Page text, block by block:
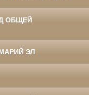
ОБЩЕЙ
ЭЛ